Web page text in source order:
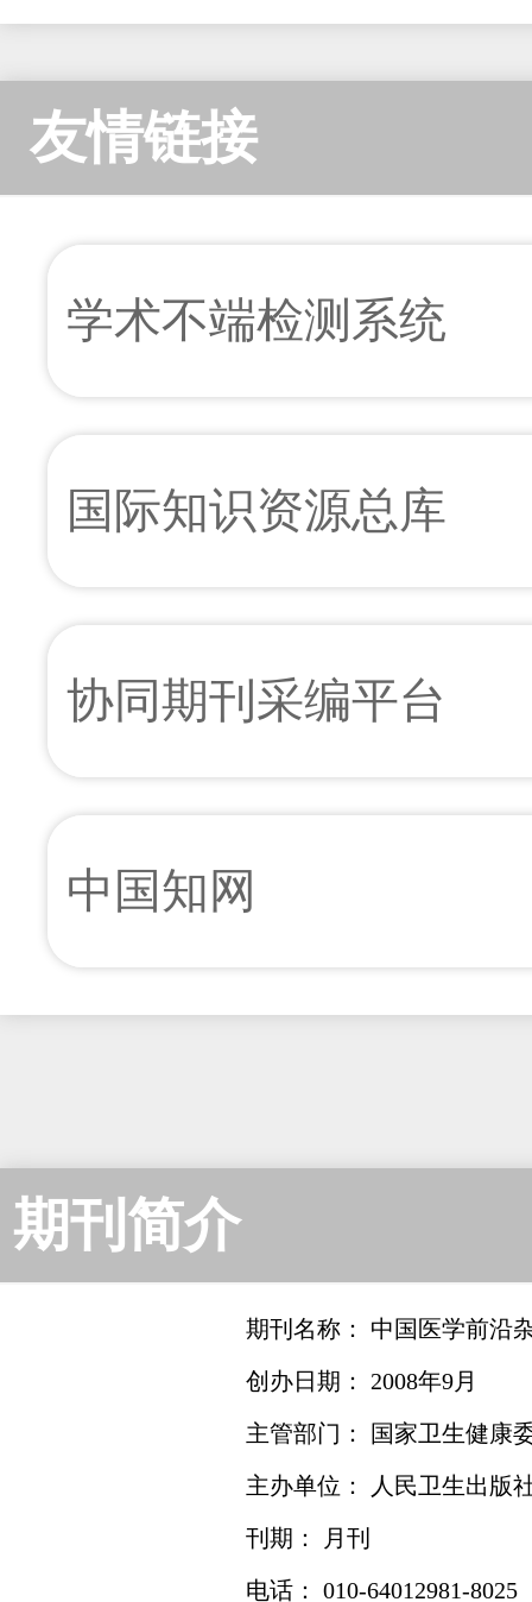
友情链接
学术不端检测系统
国际知识资源总库
协同期刊采编平台
中国知网
期刊简介
期刊名称： 中国医学前沿
创办日期： 2008年9月
主管部门： 国家卫生健康
主办单位： 人民卫生出版
刊期： 月刊
电话： 010-64012981-8025